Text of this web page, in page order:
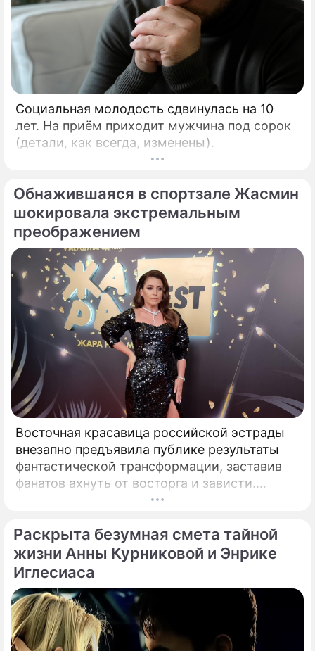
Социальная молодость сдвинулась на 10
лет. На приём приходит мужчина под сорок
(детали, как всегда, изменены).
Обнажившаяся в спортзале Жасмин
шокировала экстремальным
преображением
Восточная красавица российской эстрады
внезапно предъявила публике результаты
фантастической трансформации, заставив
фанатов ахнуть от восторга и зависти.
Знаменитая певица Жасмин всегда
формами, однако ее свежие снимки
спровоцировали настоящую бурю в Сети.
Раскрыта безумная смета тайной
жизни Анны Курниковой и Энрике
Иглесиаса